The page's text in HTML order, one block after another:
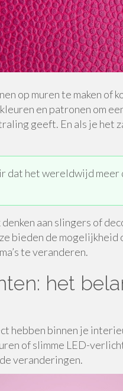
op muren te maken of
en patronen om
geeft. En als je het
dat het wereldwijd meer
aan slingers of
bieden de mogelijkheid
te veranderen.
het
hebben binnen je
of slimme LED-
veranderingen.